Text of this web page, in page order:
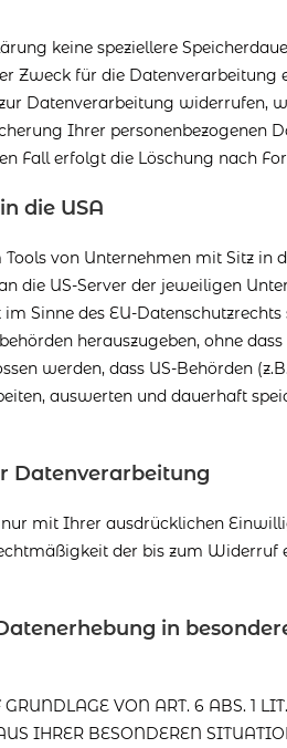
keine speziellere
Zweck für die
Datenverarbeitung widerrufen,
Ihrer personenbezogenen
Fall erfolgt die Löschung nach
die USA
von Unternehmen mit Sitz in
die US-Server der jeweiligen
Sinne des EU-
herauszugeben, ohne
werden, dass US-Behörden
auswerten und dauerhaft
Datenverarbeitung
mit Ihrer ausdrücklichen
der bis zum
in
VON ART. 6 ABS. 1
IHRER BESONDEREN